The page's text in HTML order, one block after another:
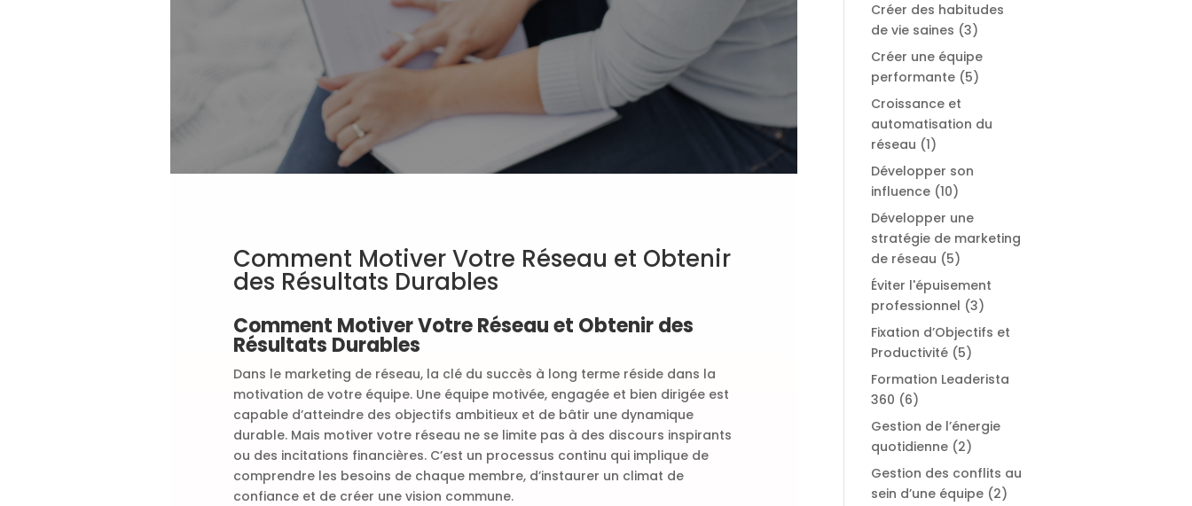
Comment Motiver Votre Réseau et Obtenir
des Résultats Durables
Comment Motiver Votre Réseau et Obtenir des
Résultats Durables
Dans le marketing de réseau, la clé du succès à long terme réside dans la
motivation de votre équipe. Une équipe motivée, engagée et bien dirigée est
capable d’atteindre des objectifs ambitieux et de bâtir une dynamique
durable. Mais motiver votre réseau ne se limite pas à des discours inspirants
ou des incitations financières. C’est un processus continu qui implique de
comprendre les besoins de chaque membre, d’instaurer un climat de
confiance et de créer une vision commune.
Créer des habitudes
de vie saines (3)
Créer une équipe
performante(5)
Croissance et
automatisation du
réseau (1)
Développer son
influence(10)
Développer une
stratégie de marketing
de réseau (5)
Éviter l'épuisement
professionnel (3)
Fixation d’Objectifs et
Productivité(5)
Formation Leaderista
360 (6)
Gestion de l’énergie
quotidienne(2)
Gestion des conflits au
sein d’une équipe(2)